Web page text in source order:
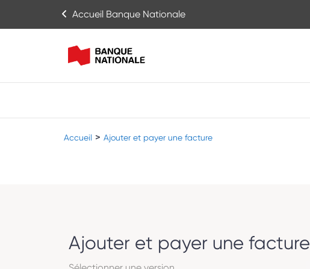
Accueil Banque Nationale
Accueil > Ajouter et payer une facture
Ajouter et payer une facture